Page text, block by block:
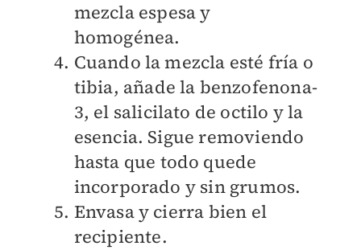
mezcla espesa y
homogénea.
Cuando la mezcla esté fría o
tibia, añade la benzofenona-
3, el salicilato de octilo y la
esencia. Sigue removiendo
hasta que todo quede
incorporado y sin grumos.
Envasa y cierra bien el
recipiente.